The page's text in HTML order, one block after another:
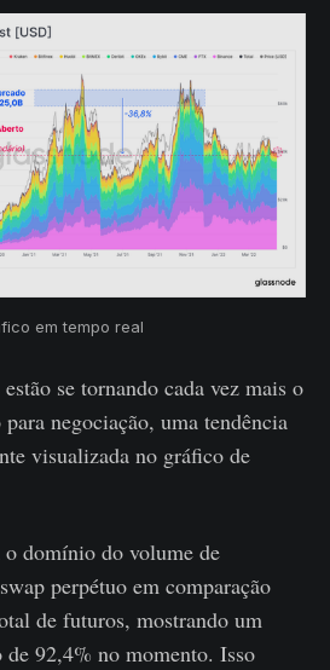
em tempo real
se tornando cada vez mais o
negociação, uma tendência
visualizada no gráfico de
domínio do volume de
perpétuo em comparação
de futuros, mostrando um
92,4% no momento. Isso